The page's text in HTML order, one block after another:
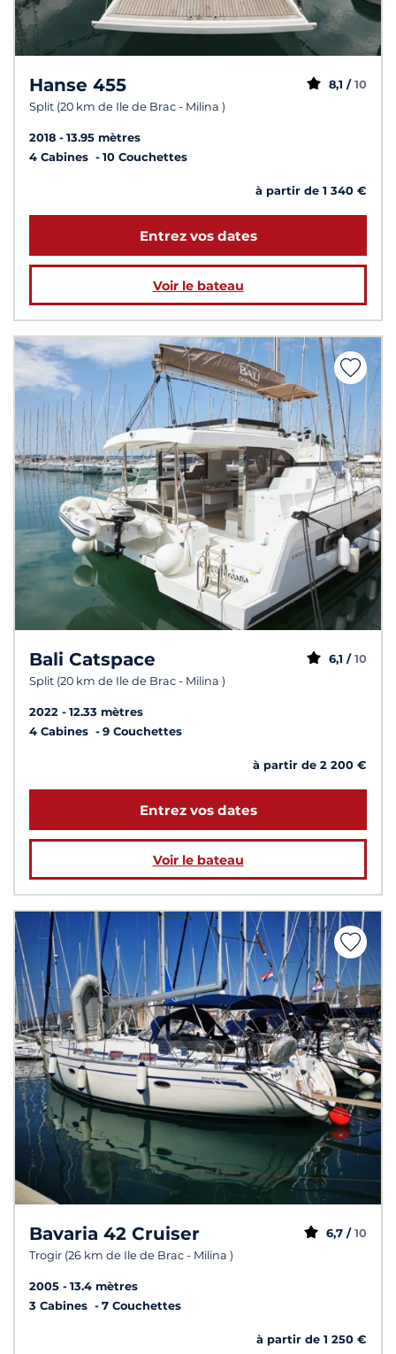
Hanse 455
Split (20 km de Ile de Brac - Milina )
8,1 / 10
2018
13.95 mètres
4 Cabines
10 Couchettes
à partir de 1 340 €
Entrez vos dates
Voir le bateau
Bali Catspace
Split (20 km de Ile de Brac - Milina )
6,1 / 10
2022
12.33 mètres
4 Cabines
9 Couchettes
à partir de 2 200 €
Entrez vos dates
Voir le bateau
Bavaria 42 Cruiser
Trogir (26 km de Ile de Brac - Milina )
6,7 / 10
2005
13.4 mètres
3 Cabines
7 Couchettes
à partir de 1 250 €